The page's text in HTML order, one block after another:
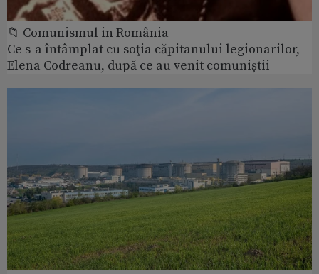
📁 Comunismul in România
Ce s-a întâmplat cu soţia căpitanului legionarilor,
Elena Codreanu, după ce au venit comuniștii